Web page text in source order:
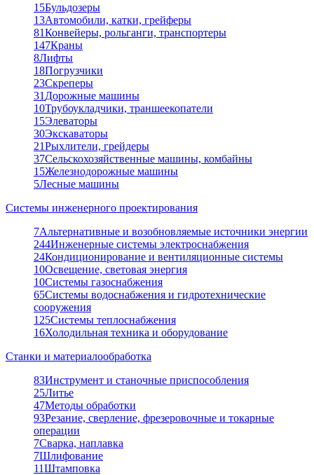
15Бульдозеры
13Автомобили, катки, грейферы
81Конвейеры, рольганги, транспортеры
147Краны
8Лифты
18Погрузчики
23Скреперы
31 Дорожные машины
10Трубоукладчики, траншеекопатели
15Элеваторы
30Экскаваторы
21Рыхлители, грейдеры
37Сельскохозяйственные машины, комбайны
15Железнодорожные машины
5Лесные машины
Системы инженерного проектирования
7Альтернативные и возобновляемые источники энергии
244Инженерные системы электроснабжения
24Кондиционирование и вентиляционные системы
10Освещение, световая энергия
10Системы газоснабжения
65Системы водоснабжения и гидротехнические
сооружения
125Системы теплоснабжения
16Холодильная техника и оборудование
Станки и материалообработка
83Инструмент и станочные приспособления
25Литье
47Методы обработки
93Резание, сверление, фрезеровочные и токарные
операции
7Сварка, наплавка
7Шлифование
11Штамповка